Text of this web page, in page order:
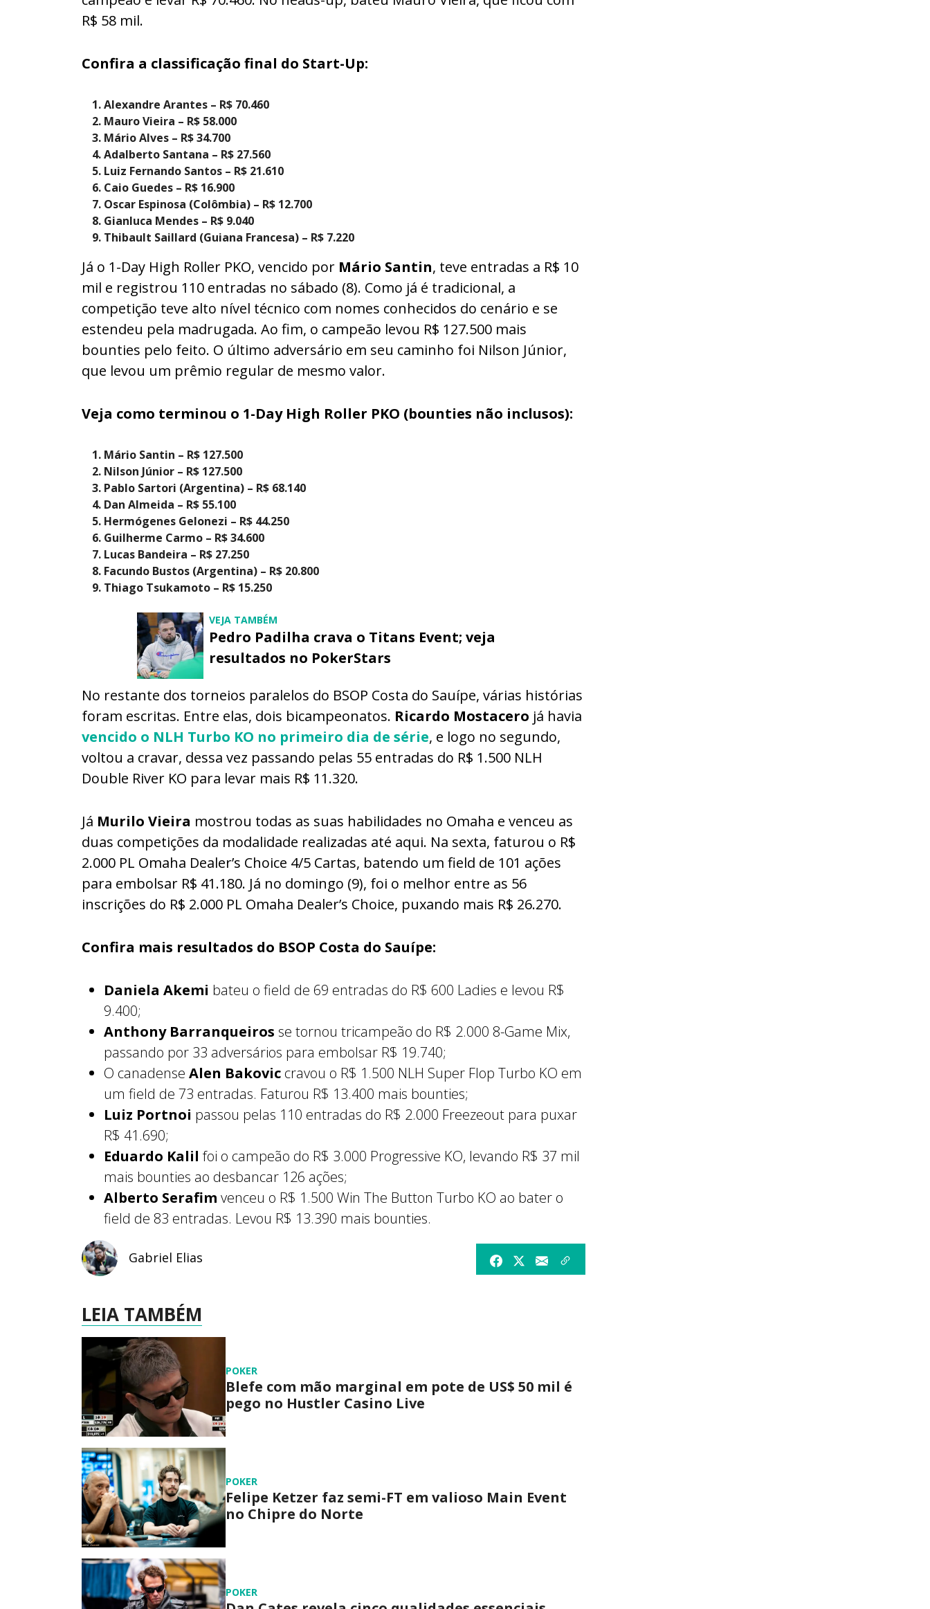
R$ 58 mil.
Confira a classificação final do Start-Up:
Alexandre Arantes – R$ 70.460
Mauro Vieira – R$ 58.000
Mário Alves – R$ 34.700
Adalberto Santana – R$ 27.560
Luiz Fernando Santos – R$ 21.610
Caio Guedes – R$ 16.900
Oscar Espinosa (Colômbia) – R$ 12.700
Gianluca Mendes – R$ 9.040
Thibault Saillard (Guiana Francesa) – R$ 7.220
Já o 1-Day High Roller PKO, vencido por Mário Santin, teve entradas a R$ 10
mil e registrou 110 entradas no sábado (8). Como já é tradicional, a
competição teve alto nível técnico com nomes conhecidos do cenário e se
estendeu pela madrugada. Ao fim, o campeão levou R$ 127.500 mais
bounties pelo feito. O último adversário em seu caminho foi Nilson Júnior,
que levou um prêmio regular de mesmo valor.
Veja como terminou o 1-Day High Roller PKO (bounties não inclusos):
Mário Santin – R$ 127.500
Nilson Júnior – R$ 127.500
Pablo Sartori (Argentina) – R$ 68.140
Dan Almeida – R$ 55.100
Hermógenes Gelonezi – R$ 44.250
Guilherme Carmo – R$ 34.600
Lucas Bandeira – R$ 27.250
Facundo Bustos (Argentina) – R$ 20.800
Thiago Tsukamoto – R$ 15.250
VEJA TAMBÉM
Pedro Padilha crava o Titans Event; veja
resultados no PokerStars
No restante dos torneios paralelos do BSOP Costa do Sauípe, várias histórias
foram escritas. Entre elas, dois bicampeonatos. Ricardo Mostacero já havia
vencido o NLH Turbo KO no primeiro dia de série, e logo no segundo,
voltou a cravar, dessa vez passando pelas 55 entradas do R$ 1.500 NLH
Double River KO para levar mais R$ 11.320.
Já Murilo Vieira mostrou todas as suas habilidades no Omaha e venceu as
duas competições da modalidade realizadas até aqui. Na sexta, faturou o R$
2.000 PL Omaha Dealer’s Choice 4/5 Cartas, batendo um field de 101 ações
para embolsar R$ 41.180. Já no domingo (9), foi o melhor entre as 56
inscrições do R$ 2.000 PL Omaha Dealer’s Choice, puxando mais R$ 26.270.
Confira mais resultados do BSOP Costa do Sauípe:
Daniela Akemi bateu o field de 69 entradas do R$ 600 Ladies e levou R$
9.400;
Anthony Barranqueiros se tornou tricampeão do R$ 2.000 8-Game Mix,
passando por 33 adversários para embolsar R$ 19.740;
O canadense Alen Bakovic cravou o R$ 1.500 NLH Super Flop Turbo KO em
um field de 73 entradas. Faturou R$ 13.400 mais bounties;
Luiz Portnoi passou pelas 110 entradas do R$ 2.000 Freezeout para puxar
R$ 41.690;
Eduardo Kalil foi o campeão do R$ 3.000 Progressive KO, levando R$ 37 mil
mais bounties ao desbancar 126 ações;
Alberto Serafim venceu o R$ 1.500 Win The Button Turbo KO ao bater o
field de 83 entradas. Levou R$ 13.390 mais bounties.
Gabriel Elias
LEIA TAMBÉM
POKER
Blefe com mão marginal em pote de US$ 50 mil é
pego no Hustler Casino Live
POKER
Felipe Ketzer faz semi-FT em valioso Main Event
no Chipre do Norte
POKER